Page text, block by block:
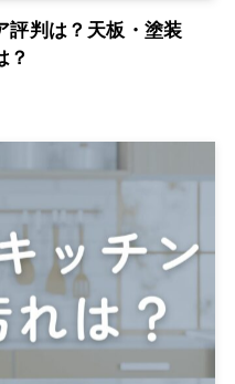
評判は？天板・塗装
？